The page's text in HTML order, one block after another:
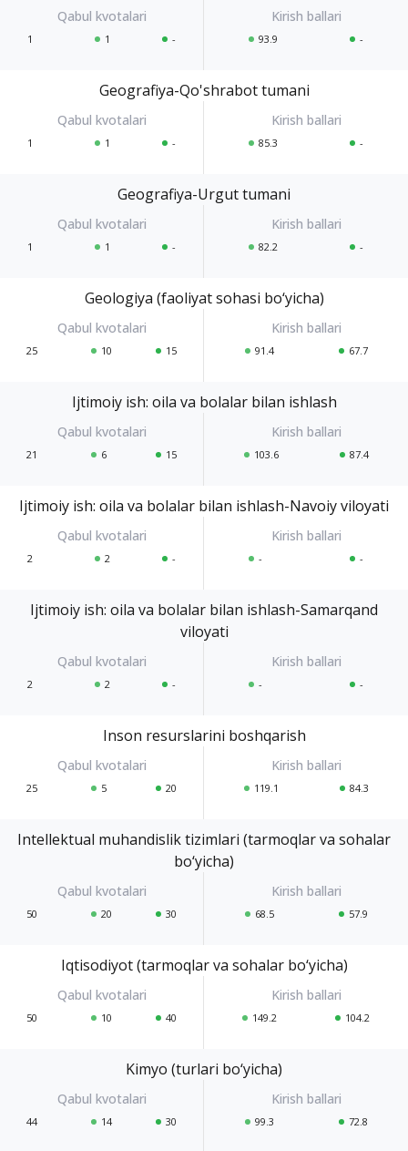
1 1 - 93.9 -
Geografiya-Qo'shrabot tumani
1 1 - 85.3 -
Geografiya-Urgut tumani
1 1 - 82.2 -
Geologiya (faoliyat sohasi bo‘yicha)
25 10 15 91.4 67.7
Ijtimoiy ish: oila va bolalar bilan ishlash
21 6 15 103.6 87.4
Ijtimoiy ish: oila va bolalar bilan ishlash-Navoiy viloyati
2 2 - - -
Ijtimoiy ish: oila va bolalar bilan ishlash-Samarqand
viloyati
2 2 - - -
Inson resurslarini boshqarish
25 5 20 119.1 84.3
Intellektual muhandislik tizimlari (tarmoqlar va sohalar
bo‘yicha)
50 20 30 68.5 57.9
Iqtisodiyot (tarmoqlar va sohalar bo‘yicha)
50 10 40 149.2 104.2
Kimyo (turlari bo‘yicha)
44 14 30 99.3 72.8